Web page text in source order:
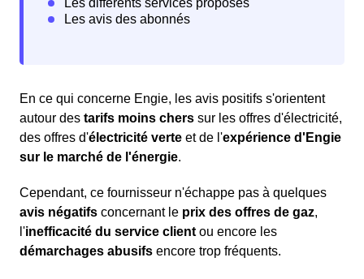
En ce qui concerne Engie, les avis positifs s'orientent
autour des tarifs moins chers sur les offres d'électricité,
des offres d'électricité verte et de l'expérience d'Engie
sur le marché de l'énergie.
Cependant, ce fournisseur n'échappe pas à quelques
avis négatifs concernant le prix des offres de gaz,
l'inefficacité du service client ou encore les
démarchages abusifs encore trop fréquents.